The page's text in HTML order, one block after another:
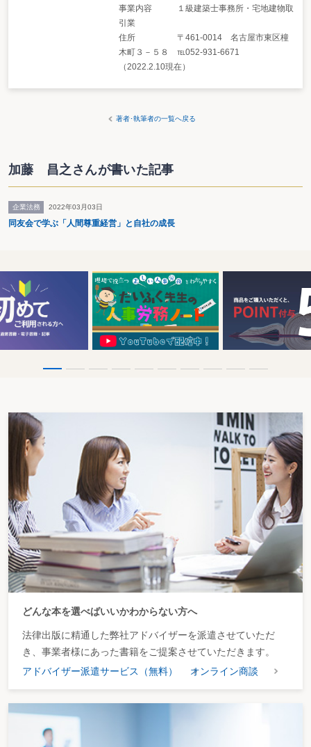
事業内容 １級建築士事務所・宅地建物取
引業
住所 〒461-0014 名古屋市東区橦
木町３－５８ ℡052-931-6671
（2022.2.10現在）
著者･執筆者の一覧へ戻る
加藤 昌之さんが書いた記事
企業法務 2022年03月03日
同友会で学ぶ「人間尊重経営」と自社の成長
どんな本を選べばいいかわからない方へ
法律出版に精通した弊社アドバイザーを派遣させていただ
き、事業者様にあった書籍をご提案させていただきます。
アドバイザー派遣サービス（無料）
オンライン商談